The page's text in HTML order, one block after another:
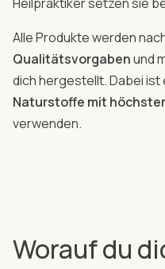
Alle Produkte werden
Qualitätsvorgabenund
dich hergestellt. Dabei ist
Naturstoffe mit
verwenden.
Worauf du